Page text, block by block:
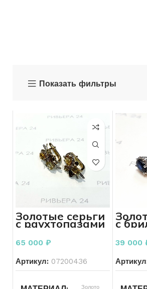
Показать фильтры
Золотые серьги
с раухтопазами
и бриллиантами
585 пробы 4,84
грамма
65 000 ₽
Артикул: 07200436
Золото
с
585
39 000